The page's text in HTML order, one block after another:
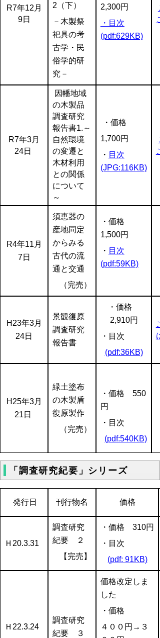
R7年12月
9日
2（下）
－木製祭
祀具の考
古学・民
俗学的研
究－
2,300円
・目次
(pdf:629KB)
R7年3月
24日
因幡地域
の木製品
調査研究
報告書1.～
自然環境
の変遷と
木材利用
との関係
について
～
・価格
1,700円
・ 目次
(JPG:116KB)
R4年11月
7日
須恵器の
産地同定
からみる
古代の流
通と交通
（完売）
・価格
1,500円
・ 目次
(pdf:59KB)
H23年3月
24日
景観復原
調査研究
報告書
・価格
2,910円
・目次
(pdf:36KB)
H25年3月
21日
緑土塗布
の木製盾
復原製作
（完売）
・価格 550
円
・目次
(pdf:540KB)
「調査研究紀要」シリーズ
発行日 刊行物名 価格
Ｈ20.3.31
調査研究
紀要 ２
【完売】
・価格 310円
・目次
(pdf: 91KB)
Ｈ22.3.24
調査研究
紀要 ３
価格改定しま
した
・価格
４００円→３